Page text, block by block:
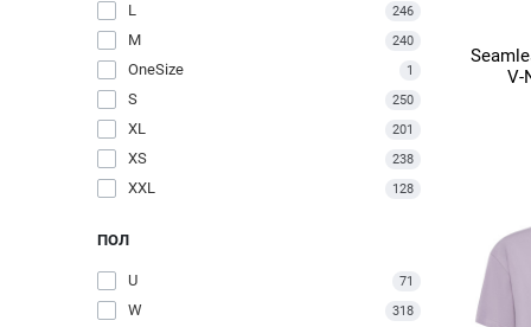
L 246
M 240
OneSize 1
S 250
XL 201
XS 238
XXL 128
ПОЛ
U 71
W 318
V-